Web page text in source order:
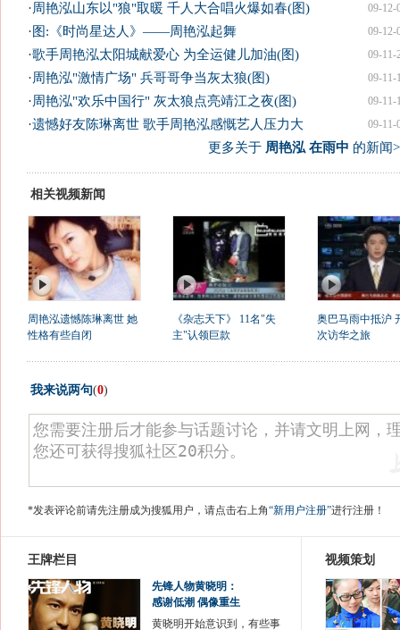
09-12-
·周艳泓山东以"狼"取暖 千人大合唱火爆如春(图)
09-12-
· 图:《时尚星达人》——周艳泓起舞
09-11-
·歌手周艳泓太阳城献爱心 为全运健儿加油(图)
09-11-
·周艳泓"激情广场" 兵哥哥争当灰太狼(图)
09-11-
·周艳泓"欢乐中国行" 灰太狼点亮靖江之夜(图)
09-11-
·遗憾好友陈琳离世 歌手周艳泓感慨艺人压力大
更多关于 周艳泓 在雨中 的新闻
相关视频新闻
周艳泓遗憾陈琳离世 她
性格有些自闭
《杂志天下》 11名"失
主"认领巨款
奥巴马雨中抵沪
次访华之旅
我来说两句(0)
*发表评论前请先注册成为搜狐用户，请点击右上角“新用户注册”进行注册！
王牌栏目
先锋人物黄晓明：
感谢低潮 偶像重生
黄晓明开始意识到，有些事
视频策划